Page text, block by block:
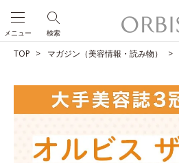
検索
メニュー
TOP マガジン（美容情報・読み物）